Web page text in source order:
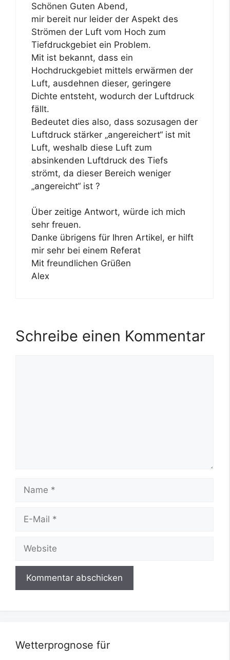
Schönen Guten Abend,
mir bereit nur leider der Aspekt des
Strömen der Luft vom Hoch zum
Tiefdruckgebiet ein Problem.
Mit ist bekannt, dass ein
Hochdruckgebiet mittels erwärmen der
Luft, ausdehnen dieser, geringere
Dichte entsteht, wodurch der Luftdruck
fällt.
Bedeutet dies also, dass sozusagen der
Luftdruck stärker „angereichert“ ist mit
Luft, weshalb diese Luft zum
absinkenden Luftdruck des Tiefs
strömt, da dieser Bereich weniger
„angereicht“ ist ?
Über zeitige Antwort, würde ich mich
sehr freuen.
Danke übrigens für Ihren Artikel, er hilft
mir sehr bei einem Referat
Mit freundlichen Grüßen
Alex
Schreibe einen Kommentar
Mail
Wetterprognose für